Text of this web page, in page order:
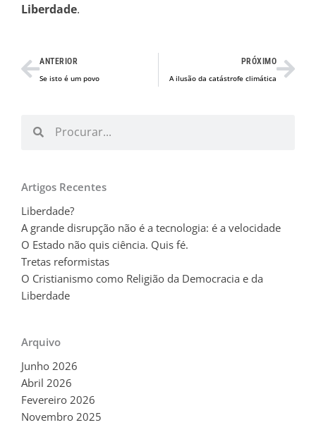
Liberdade.
Prev
ANTERIOR
Se isto é um povo
PRÓXIMO
A ilusão da catástrofe climática
Artigos Recentes
Liberdade?
A grande disrupção não é a tecnologia: é a velocidade
O Estado não quis ciência. Quis fé.
Tretas reformistas
O Cristianismo como Religião da Democracia e da
Liberdade
Arquivo
Junho 2026
Abril 2026
Fevereiro 2026
Novembro 2025